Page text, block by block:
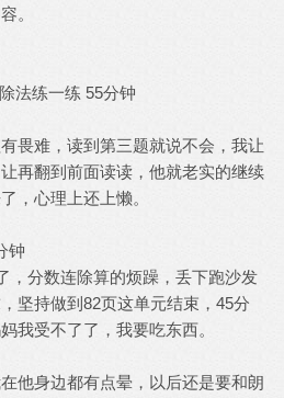
。
法练一练 55分钟
畏难，读到第三题就说不会，我让
再翻到前面读读，他就老实的继续
，心理上还上懒。
钟
，分数连除算的烦躁，丢下跑沙发
坚持做到82页这单元结束，45分
我受不了了，我要吃东西。
他身边都有点晕，以后还是要和朗